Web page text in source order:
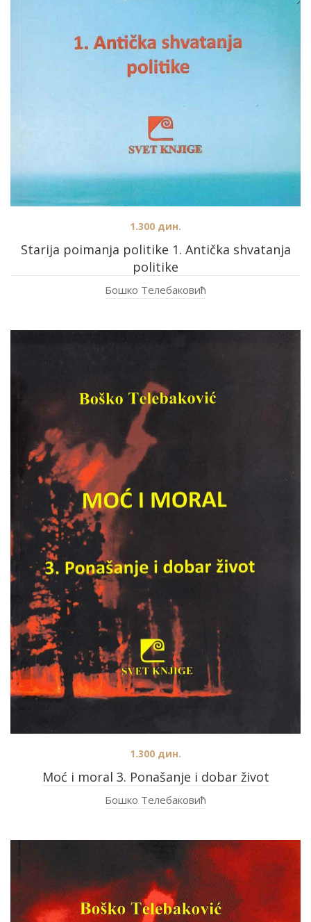
Starija poimanja politike 1. Antička shvatanja
politike
1.300 дин.
Бошко Телебаковић
Moć i moral 3. Ponašanje i dobar život
1.300 дин.
Бошко Телебаковић